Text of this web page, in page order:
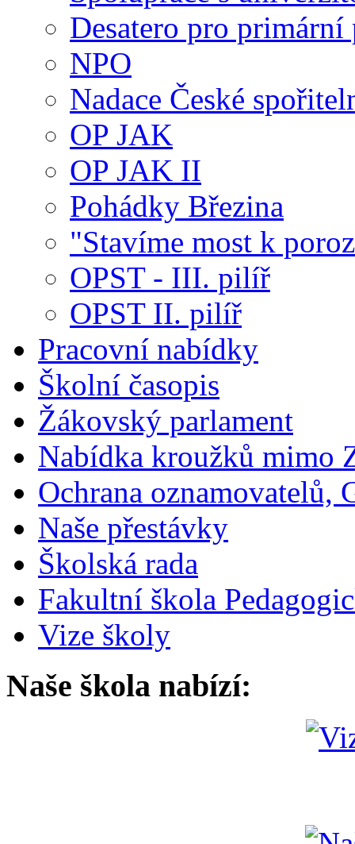
Desatero pro primární
NPO
Nadace České
OP JAK
OP JAK II
Pohádky Březina
"Stavíme most k
OPST - III. pilíř
OPST II. pilíř
Pracovní nabídky
Školní časopis
Žákovský parlament
Nabídka kroužků mimo
Ochrana oznamovatelů,
Naše přestávky
Školská rada
Fakultní škola
Vize školy
Naše škola nabízí: